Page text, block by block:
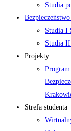
Studia
Studia I
Studia
Projekty
Strefa studenta